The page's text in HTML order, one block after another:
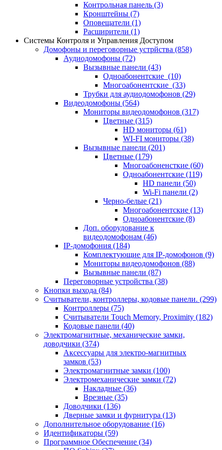
Контрольная панель (3)
Кронштейны (7)
Оповещатели (1)
Расширители (1)
Системы Контроля и Управления Доступом
Домофоны и переговорные устрйства (858)
Аудиодомофоны (72)
Вызывные панели (43)
Одноабонентские (10)
Многоабонентские (33)
Трубки для аудиодомофонов (29)
Видеодомофоны (564)
Мониторы видеодомофонов (317)
Цветные (315)
HD мониторы (61)
WI-FI мониторы (38)
Вызывные панели (201)
Цветные (179)
Многоабоненсткие (60)
Одноабонентские (119)
HD панели (50)
Wi-Fi панели (2)
Черно-белые (21)
Многоабонентские (13)
Одноабонентские (8)
Доп. оборудование к
видеодомофонам (46)
IP-домофония (184)
Комплектующие для IP-домофонов (9)
Мониторы видеодомофонов (88)
Вызывные панели (87)
Переговорные устройства (38)
Кнопки выхода (84)
Считыватели, контроллеры, кодовые панели. (299)
Контроллеры (75)
Считыватели Touch Memory, Proximity (182)
Кодовые панели (40)
Электромагнитные, механические замки,
доводчики (374)
Аксессуары для электро-магнитных
замков (53)
Электромагнитные замки (100)
Электромеханические замки (72)
Накладные (36)
Врезные (35)
Доводчики (136)
Дверные замки и фурнитура (13)
Дополнительное оборудование (16)
Идентификаторы (59)
Программное Обеспечение (34)